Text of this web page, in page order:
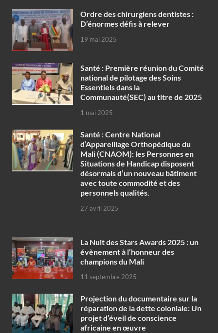
Ordre des chirurgiens dentistes :
D’énormes défis à relever
19 mai 2025
Santé : Première réunion du Comité
national de pilotage des Soins
Essentiels dans la
Communauté(SEC) au titre de 2025
1 mai 2025
Santé : Centre National
d’Appareillage Orthopédique du
Mali (CNAOM): les Personnes en
Situations de Handicap disposent
désormais d’un nouveau bâtiment
avec toute commodité et des
personnels qualités.
27 avril 2025
‎La Nuit des Stars Awards 2025 : un
évènement à l’honneur des
champions du Mali
11 septembre 2025
Projection du documentaire sur la
réparation de la dette coloniale: Un
projet d’éveil de conscience
africaine en œuvre‎